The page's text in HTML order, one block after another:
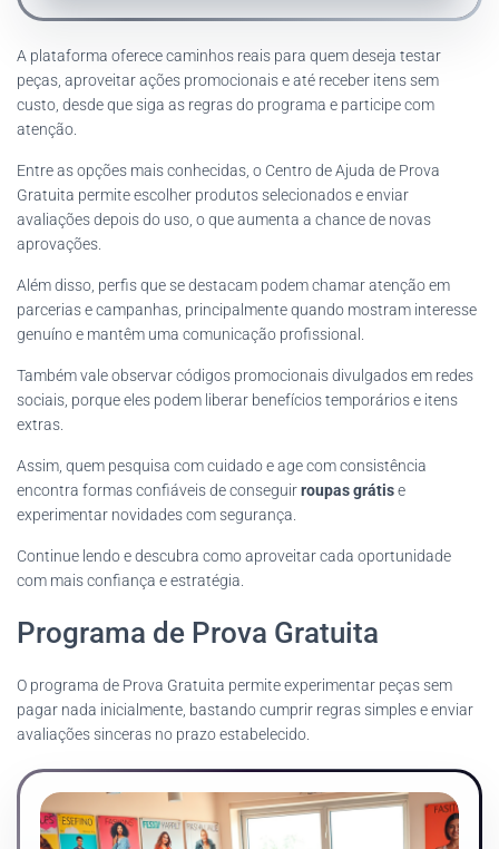
A plataforma oferece caminhos reais para quem deseja testar
peças, aproveitar ações promocionais e até receber itens sem
custo, desde que siga as regras do programa e participe com
atenção.
Entre as opções mais conhecidas, o Centro de Ajuda de Prova
Gratuita permite escolher produtos selecionados e enviar
avaliações depois do uso, o que aumenta a chance de novas
aprovações.
Além disso, perfis que se destacam podem chamar atenção em
parcerias e campanhas, principalmente quando mostram interesse
genuíno e mantêm uma comunicação profissional.
Também vale observar códigos promocionais divulgados em redes
sociais, porque eles podem liberar benefícios temporários e itens
extras.
Assim, quem pesquisa com cuidado e age com consistência
encontra formas confiáveis de conseguirroupas grátise
experimentar novidades com segurança.
Continue lendo e descubra como aproveitar cada oportunidade
com mais confiança e estratégia.
Programa de Prova Gratuita
O programa de Prova Gratuita permite experimentar peças sem
pagar nada inicialmente, bastando cumprir regras simples e enviar
avaliações sinceras no prazo estabelecido.